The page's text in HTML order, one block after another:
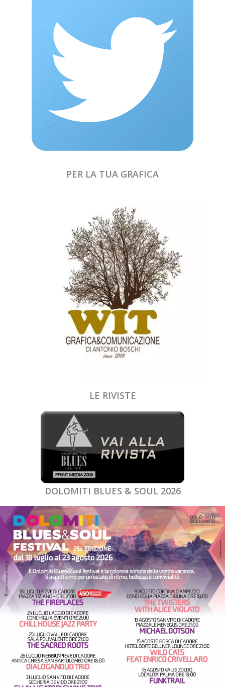
PER LA TUA GRAFICA
LE RIVISTE
DOLOMITI BLUES & SOUL 2026